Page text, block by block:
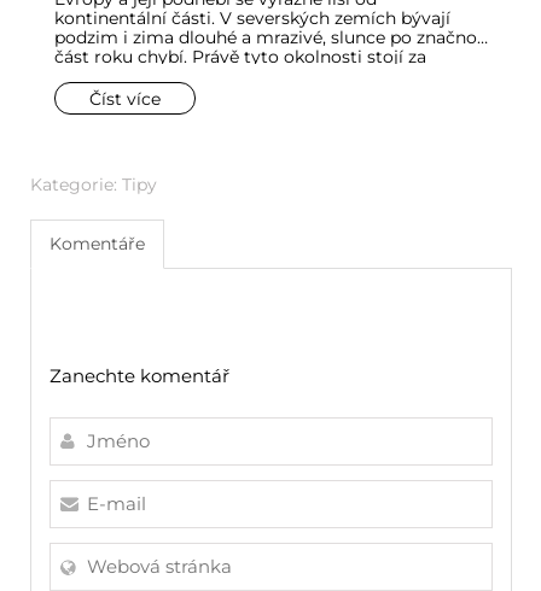
kontinentální části. V severských zemích bývají
podzim i zima dlouhé a mrazivé, slunce po značnou
část roku chybí. Právě tyto okolnosti stojí za
trendů vychází ze způsobu života, okolní přírody
nebo potřeb spojených s klimatem, ale ve
Číst více
Kategorie: Tipy
Komentáře
Zanechte komentář